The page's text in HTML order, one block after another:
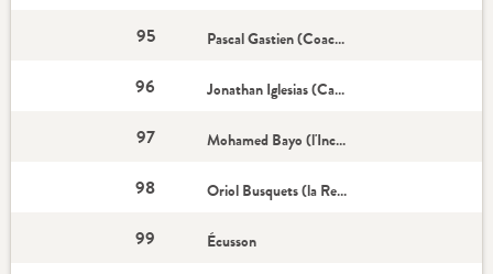
95 Pascal Gastien (Coach)
96 Jonathan Iglesias (Capitaine)
97 Mohamed Bayo (l'Incontournable)
98 Oriol Busquets (la Recrue)
99 Écusson